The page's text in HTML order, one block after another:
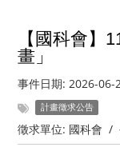
【國科會】
畫」
事件日期: 2026-06-
計畫徵求公告
徵求單位: 國科會 /